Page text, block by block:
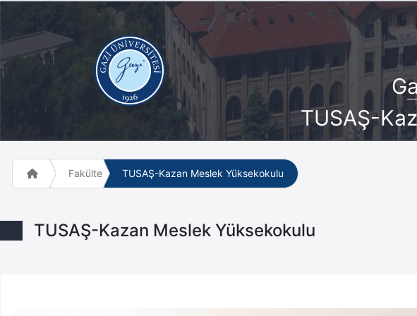
G
TUSAŞ-
Fakülte ve Meslek Yüksek Okulları
TUSAŞ-Kazan Meslek Yüksekokulu
TUSAŞ-Kazan Meslek Yüksekokulu